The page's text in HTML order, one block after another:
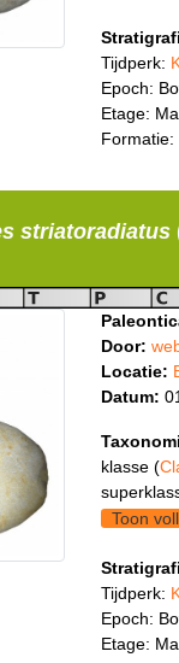
Tijdperk:
Epoch:
Etage:
Formatie:
striatoradiatus
Door:
Locatie:
Datum:
klasse (
Toon
Tijdperk:
Epoch:
Etage: